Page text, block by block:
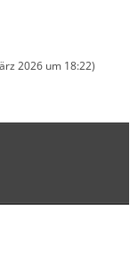
2026 um 18:22)